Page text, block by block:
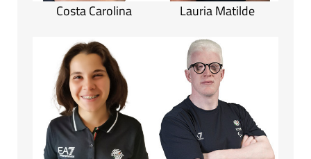
Costa Carolina Lauria Matilde